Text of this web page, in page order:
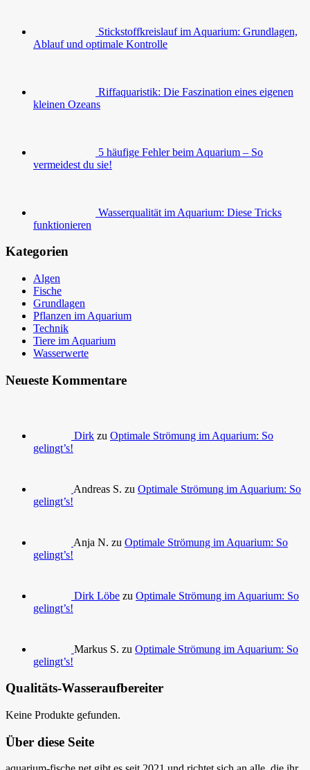
Stickstoffkreislauf im Aquarium: Grundlagen,
Ablauf und optimale Kontrolle
Riffaquaristik: Die Faszination eines eigenen
kleinen Ozeans
5 häufige Fehler beim Aquarium – So
vermeidest du sie!
Wasserqualität im Aquarium: Diese Tricks
funktionieren
Kategorien
Algen
Fische
Grundlagen
Pflanzen im Aquarium
Technik
Tiere im Aquarium
Wasserwerte
Neueste Kommentare
Dirk zu Optimale Strömung im Aquarium: So
gelingt’s!
Andreas S. zu Optimale Strömung im Aquarium: So
gelingt’s!
Anja N. zu Optimale Strömung im Aquarium: So
gelingt’s!
Dirk Löbe zu Optimale Strömung im Aquarium: So
gelingt’s!
Markus S. zu Optimale Strömung im Aquarium: So
gelingt’s!
Qualitäts-Wasseraufbereiter
Keine Produkte gefunden.
Über diese Seite